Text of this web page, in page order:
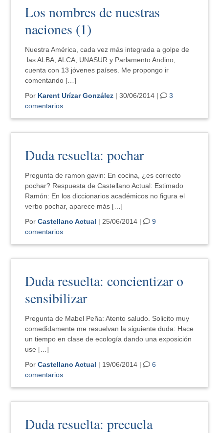
Los nombres de nuestras
naciones (1)
Nuestra América, cada vez más integrada a golpe de
las ALBA, ALCA, UNASUR y Parlamento Andino,
cuenta con 13 jóvenes países. Me propongo ir
comentando […]
Por Karent Urízar González | 30/06/2014 |
3
comentarios
Duda resuelta: pochar
Pregunta de ramon gavin: En cocina, ¿es correcto
pochar? Respuesta de Castellano Actual: Estimado
Ramón: En los diccionarios académicos no figura el
verbo pochar, aparece más […]
PorCastellano Actual | 25/06/2014 |
9
comentarios
Duda resuelta: concientizar o
sensibilizar
Pregunta de Mabel Peña: Atento saludo. Solicito muy
comedidamente me resuelvan la siguiente duda: Hace
un tiempo en clase de ecología dando una exposición
use […]
PorCastellano Actual | 19/06/2014 |
6
comentarios
Duda resuelta: precuela